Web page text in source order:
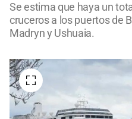
Se estima que haya un
cruceros a los puertos de
Madryn y Ushuaia.